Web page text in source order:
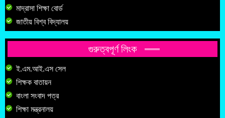
মাদ্রাসা শিক্ষা বোর্ড
জাতীয় বিশ্ব বিদ্যালয়
গুরুত্বপূর্ণ লিংক
ই.এম.আই.এস সেল
শিক্ষক বাতায়ন
বাংলা সংবাদ পত্র
শিক্ষা মন্ত্রনালয়